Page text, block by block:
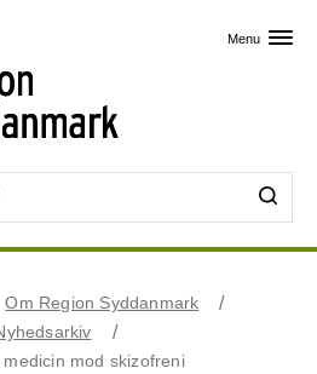
Menu
Om Region Syddanmark
mod skizofreni